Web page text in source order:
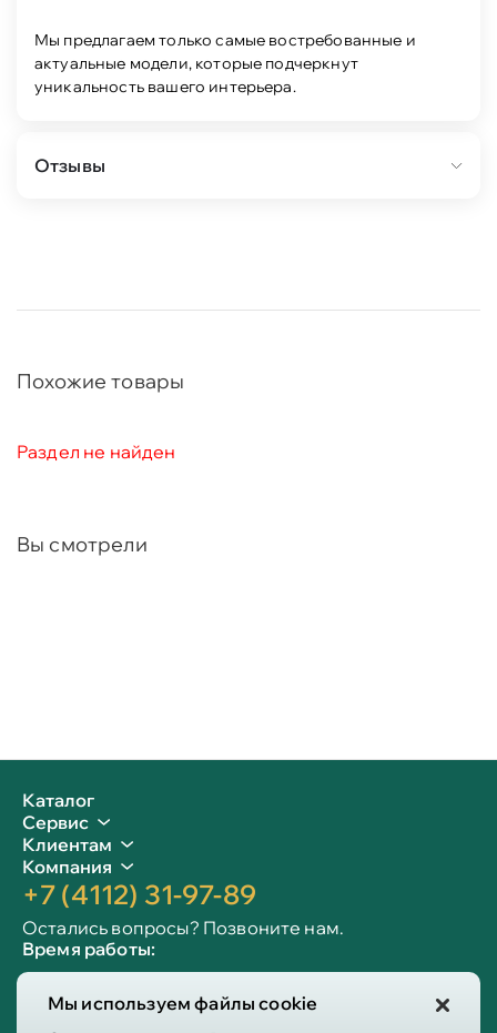
Мы используем файлы cookie
Мы предлагаем только самые востребованные и
актуальные модели, которые подчеркнут
уникальность вашего интерьера.
Отзывы
Похожие товары
Раздел не найден
Вы смотрели
Каталог
Сервис
Клиентам
Компания
+7 (4112) 31-97-89
Остались вопросы? Позвоните нам.
Время работы:
Сб-вс: 10:00 - 19:00